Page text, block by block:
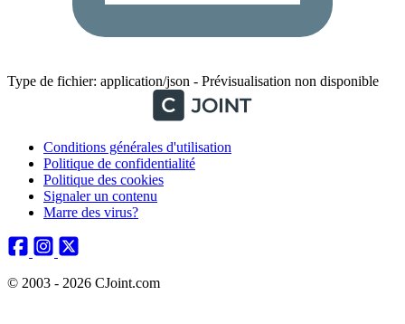
Type de fichier: application/json - Prévisualisation non disponible
Conditions générales d'utilisation
Politique de confidentialité
Politique des cookies
Signaler un contenu
Marre des virus?
© 2003 - 2026 CJoint.com